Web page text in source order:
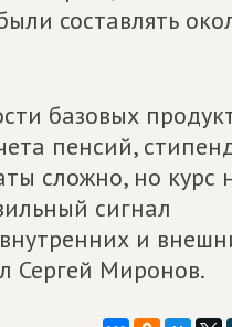
составлять
базовых
пенсий,
сложно, но курс
сигнал
и
Сергей Миронов.